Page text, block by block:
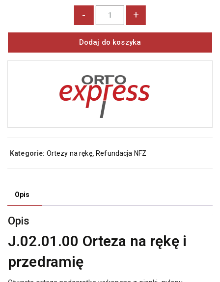
- +
Dodaj do koszyka
Kategorie: Ortezy na rękę, Refundacja NFZ
Opis
Opis
J.02.01.00 Orteza na rękę i
przedramię